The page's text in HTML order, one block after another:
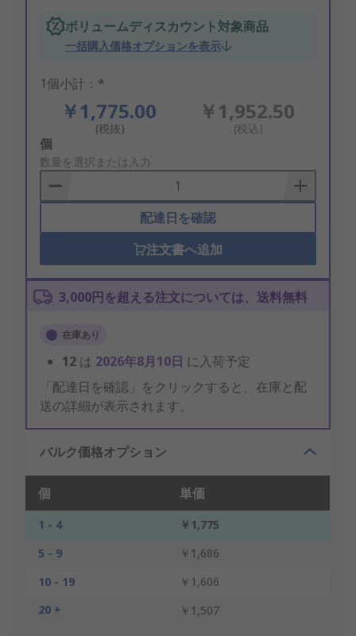
ボリュームディスカウント対象商品
一括購入価格オプションを表示
1個小計：*
￥1,775.00
(税抜)
￥1,952.50
(税込)
Add
to
Basket
個
数量を選択または入力
配達日を確認
注文書へ追加
3,000円を超える注文については、送料無料
在庫あり
12 は 2026年8月10日 に入荷予定
「配達日を確認」をクリックすると、在庫と配
送の詳細が表示されます。
バルク価格オプション
個 単価
1 - 4
￥1,775
5 - 9
￥1,686
10 - 19
￥1,606
20 +
￥1,507